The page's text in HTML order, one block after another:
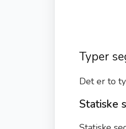
Typer
Det er to
Statiske